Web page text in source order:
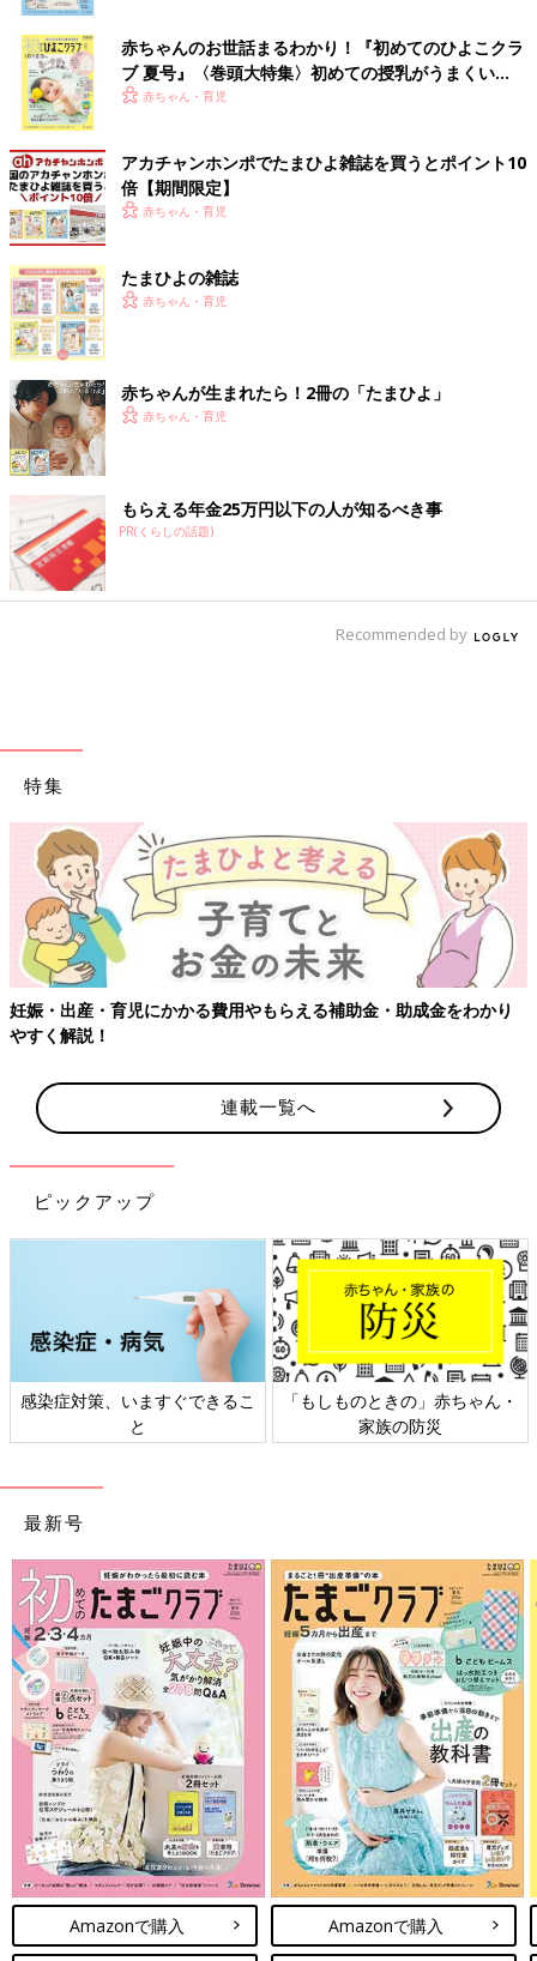
赤ちゃんのお世話まるわかり！『初めてのひよこクラ
ブ 夏号』〈巻頭大特集〉初めての授乳がうまくい
く！ おっぱい・ミルクの基本と夏のトラブル 解決テ
赤ちゃん・育児
アカチャンホンポでたまひよ雑誌を買うとポイント10
倍【期間限定】
赤ちゃん・育児
たまひよの雑誌
赤ちゃん・育児
赤ちゃんが生まれたら！2冊の「たまひよ」
赤ちゃん・育児
もらえる年金25万円以下の人が知るべき事
PR(くらしの話題)
Recommended by
特集
妊娠・出産・育児にかかる費用やもらえる補助金・助成金をわかり
やすく解説！
連載一覧へ
ピックアップ
感染症対策、いますぐできるこ
と
「もしものときの」赤ちゃん・
家族の防災
最新号
Amazonで購入 Amazonで購入